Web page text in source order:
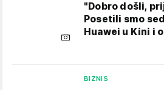
"Dobro došli,
Posetili smo
Huawei u Kini i
BIZNIS